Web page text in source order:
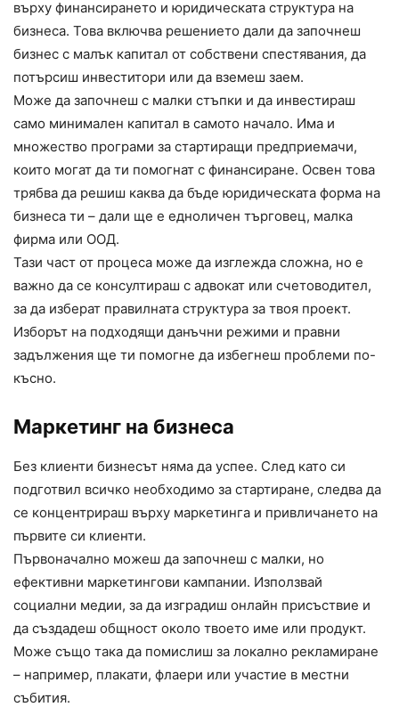
върху финансирането и юридическата структура на
бизнеса. Това включва решението дали да започнеш
бизнес с малък капитал от собствени спестявания, да
потърсиш инвеститори или да вземеш заем.
Може да започнеш с малки стъпки и да инвестираш
само минимален капитал в самото начало. Има и
множество програми за стартиращи предприемачи,
които могат да ти помогнат с финансиране. Освен това
трябва да решиш каква да бъде юридическата форма на
бизнеса ти – дали ще е едноличен търговец, малка
фирма или ООД.
Тази част от процеса може да изглежда сложна, но е
важно да се консултираш с адвокат или счетоводител,
за да изберат правилната структура за твоя проект.
Изборът на подходящи данъчни режими и правни
задължения ще ти помогне да избегнеш проблеми по-
късно.
Маркетинг на бизнеса
Без клиенти бизнесът няма да успее. След като си
подготвил всичко необходимо за стартиране, следва да
се концентрираш върху маркетинга и привличането на
първите си клиенти.
Първоначално можеш да започнеш с малки, но
ефективни маркетингови кампании. Използвай
социални медии, за да изградиш онлайн присъствие и
да създадеш общност около твоето име или продукт.
Може също така да помислиш за локално рекламиране
– например, плакати, флаери или участие в местни
събития.